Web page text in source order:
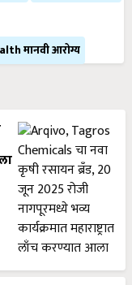
मानवी आरोग्य